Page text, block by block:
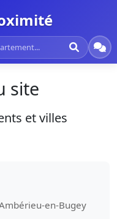
site
et villes
en-Bugey